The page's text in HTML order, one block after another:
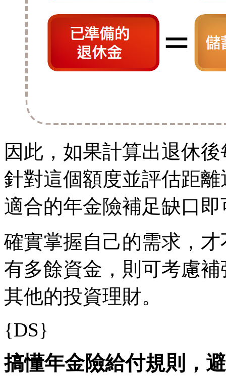
因此，如果計算出退休
針對這個額度並評估距
適合的年金險補足缺口即
確實掌握自己的需求，
有多餘資金，則可考慮
其他的投資理財。
{DS}
搞懂年金險給付規則，